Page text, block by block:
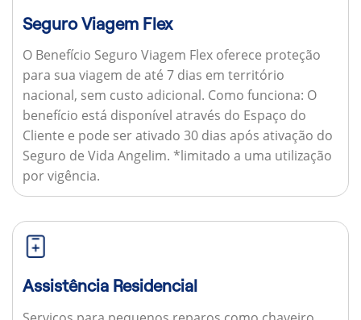
Seguro Viagem Flex
O Benefício Seguro Viagem Flex oferece proteção
para sua viagem de até 7 dias em território
nacional, sem custo adicional. Como funciona: O
benefício está disponível através do Espaço do
Cliente e pode ser ativado 30 dias após ativação do
Seguro de Vida Angelim. *limitado a uma utilização
por vigência.
Assistência Residencial